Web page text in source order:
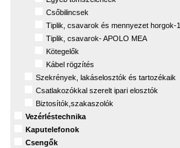
Csőbilincsek
Tiplik, csavarok és mennyezet horgok-1
Tiplik, csavarok- APOLO MEA
Kötegelők
Kábel rögzítés
Szekrények, lakáselosztók és tartozékaik
Csatlakozókkal szerelt ipari elosztók
Biztosítók,szakaszolók
Vezérléstechnika
Kaputelefonok
Csengők